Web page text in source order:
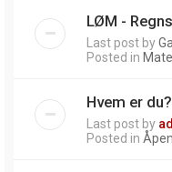
LØM -
Last post by
Posted in
Hvem er du?
Last post by
Posted in